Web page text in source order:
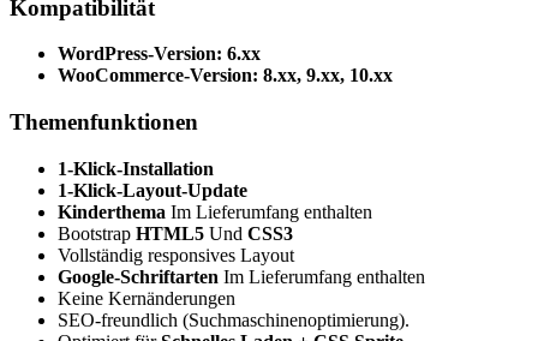
Kompatibilität
WordPress-Version: 6.xx
WooCommerce-Version: 8.xx, 9.xx, 10.xx
Themenfunktionen
1-Klick-Installation
1-Klick-Layout-Update
Kinderthema Im Lieferumfang enthalten
Bootstrap HTML5 Und CSS3
Vollständig responsives Layout
Google-Schriftarten Im Lieferumfang enthalten
Keine Kernänderungen
SEO-freundlich (Suchmaschinenoptimierung).